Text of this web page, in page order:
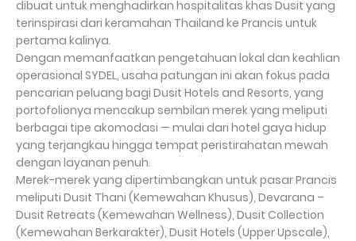
dibuat untuk menghadirkan hospitalitas khas Dusit yang
terinspirasi dari keramahan Thailand ke Prancis untuk
pertama kalinya.
Dengan memanfaatkan pengetahuan lokal dan keahlian
operasional SYDEL, usaha patungan ini akan fokus pada
pencarian peluang bagi Dusit Hotels and Resorts, yang
portofolionya mencakup sembilan merek yang meliputi
berbagai tipe akomodasi — mulai dari hotel gaya hidup
yang terjangkau hingga tempat peristirahatan mewah
dengan layanan penuh.
Merek-merek yang dipertimbangkan untuk pasar Prancis
meliputi Dusit Thani (Kemewahan Khusus), Devarana –
Dusit Retreats (Kemewahan Wellness), Dusit Collection
(Kemewahan Berkarakter), Dusit Hotels (Upper Upscale),